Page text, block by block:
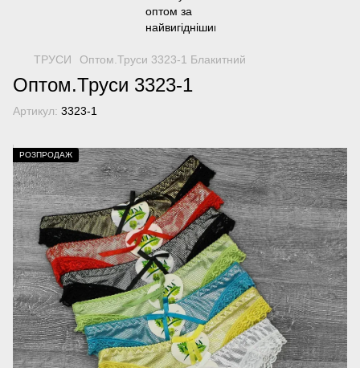
ТРУСИ Оптом.Труси 3323-1 Блакитний
Оптом.Труси 3323-1
Артикул: 3323-1
РОЗПРОДАЖ